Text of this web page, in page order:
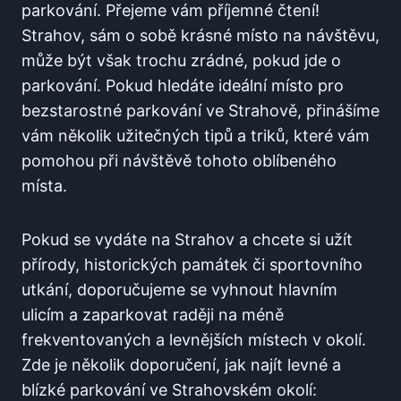
parkování. Přejeme vám příjemné ⁤čtení!
Strahov, sám o⁣ sobě krásné místo⁢ na ⁤návštěvu,
může být však trochu zrádné, pokud jde o
parkování. Pokud hledáte ideální místo ⁤pro
bezstarostné parkování ve Strahově, přinášíme
vám několik užitečných tipů a triků, které vám
pomohou při návštěvě tohoto⁢ oblíbeného
místa.
Pokud​ se vydáte na Strahov a chcete⁣ si užít ​
přírody, historických‍ památek či‍ sportovního
utkání, doporučujeme se vyhnout hlavním
ulicím ‌a zaparkovat ‍raději na méně
frekventovaných ⁤a levnějších místech ‌v ​okolí.
Zde je několik doporučení, ⁤jak najít levné a
blízké parkování ve Strahovském okolí: